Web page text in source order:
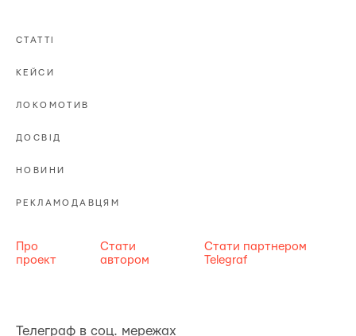
СТАТТІ
КЕЙСИ
ЛОКОМОТИВ
ДОСВІД
НОВИНИ
РЕКЛАМОДАВЦЯМ
Про
проект
Стати
автором
Стати партнером
Telegraf
Телеграф в соц. мережах